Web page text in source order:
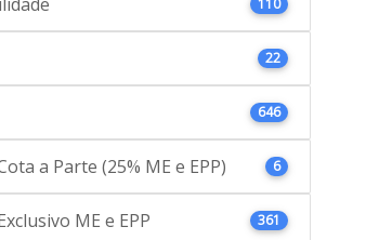
22
646
a Parte (25% ME e EPP) 6
ME e EPP 361